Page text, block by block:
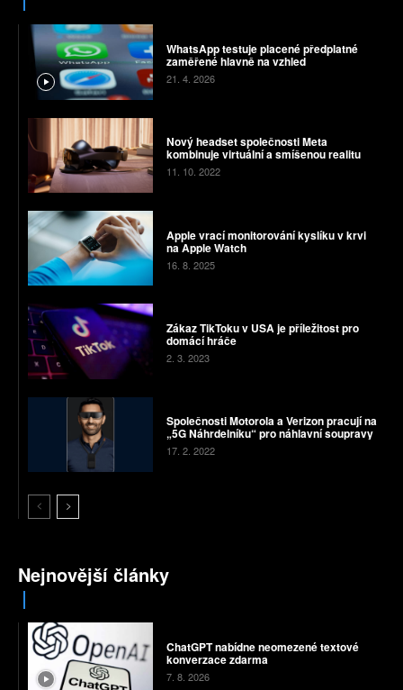
WhatsApp testuje placené předplatné
zaměřené hlavně na vzhled
21. 4. 2026
Nový headset společnosti Meta
kombinuje virtuální a smíšenou realitu
11. 10. 2022
Apple vrací monitorování kyslíku v krvi
na Apple Watch
16. 8. 2025
Zákaz TikToku v USA je příležitost pro
domácí hráče
2. 3. 2023
Společnosti Motorola a Verizon pracují na
„5G Náhrdelníku“ pro náhlavní soupravy
17. 2. 2022
Nejnovější články
ChatGPT nabídne neomezené textové
konverzace zdarma
7. 8. 2026